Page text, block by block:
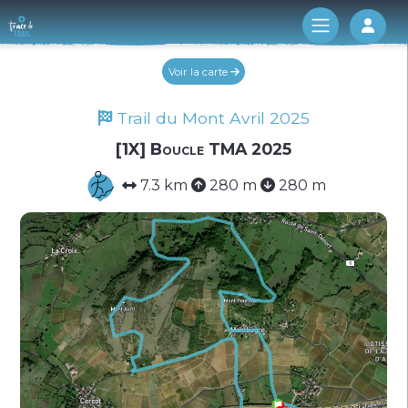
Log
Voir la carte
Trail du Mont Avril 2025
[1X] Boucle TMA 2025
7.3 km 280 m 280 m